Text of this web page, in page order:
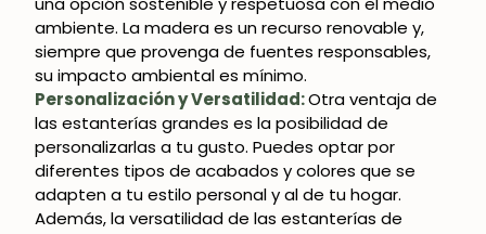
ambiente. La madera es un recurso renovable y,
siempre que provenga de fuentes responsables,
su impacto ambiental es mínimo.
Personalización y Versatilidad:Otra ventaja de
las estanterías grandes es la posibilidad de
personalizarlas a tu gusto. Puedes optar por
diferentes tipos de acabados y colores que se
adapten a tu estilo personal y al de tu hogar.
Además, la versatilidad de las estanterías de